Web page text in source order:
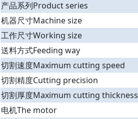
产品系列Product series
机器尺寸Machine size
工作尺寸Working size
送料方式Feeding way
切割速度Maximum cutting speed
切割精度Cutting precision
切割厚度Maximum cutting thickness
电机The motor